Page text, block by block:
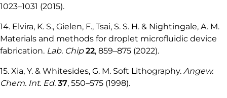
1023–1031 (2015).
14. Elvira, K. S., Gielen, F., Tsai, S. S. H. & Nightingale, A. M.
Materials and methods for droplet microfluidic device
fabrication. Lab. Chip 22, 859–875 (2022).
15. Xia, Y. & Whitesides, G. M. Soft Lithography. Angew.
Chem. Int. Ed. 37, 550–575 (1998).